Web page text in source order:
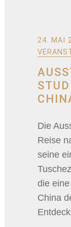
24. MAI
Die
Reise
seine
die
China